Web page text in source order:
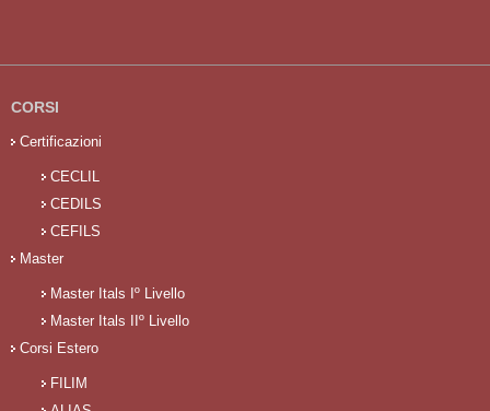
CORSI
Certificazioni
CECLIL
CEDILS
CEFILS
Master
Master Itals Iº Livello
Master Itals IIº Livello
Corsi Estero
FILIM